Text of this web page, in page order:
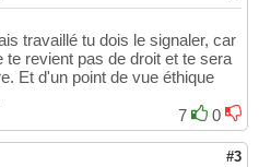
travaillé tu dois le signaler, car
revient pas de droit et te sera
Et d'un point de vue éthique
7
0
#3